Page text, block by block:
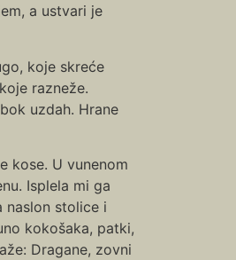
a ustvari je
koje skreće
razneže.
uzdah. Hrane
kose. U vunenom
Isplela mi ga
naslon stolice i
kokošaka, patki,
Dragane, zovni